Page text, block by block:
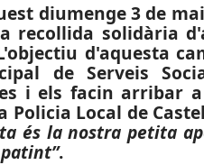
diumenge 3 de
recollida solidària
d'aquesta
de Serveis
i els facin arribar
Policia Local de
és la nostra petita
.